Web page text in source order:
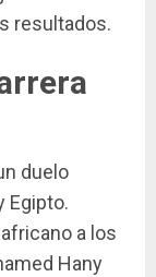
resultados.
duelo
Egipto.
a los
Hany